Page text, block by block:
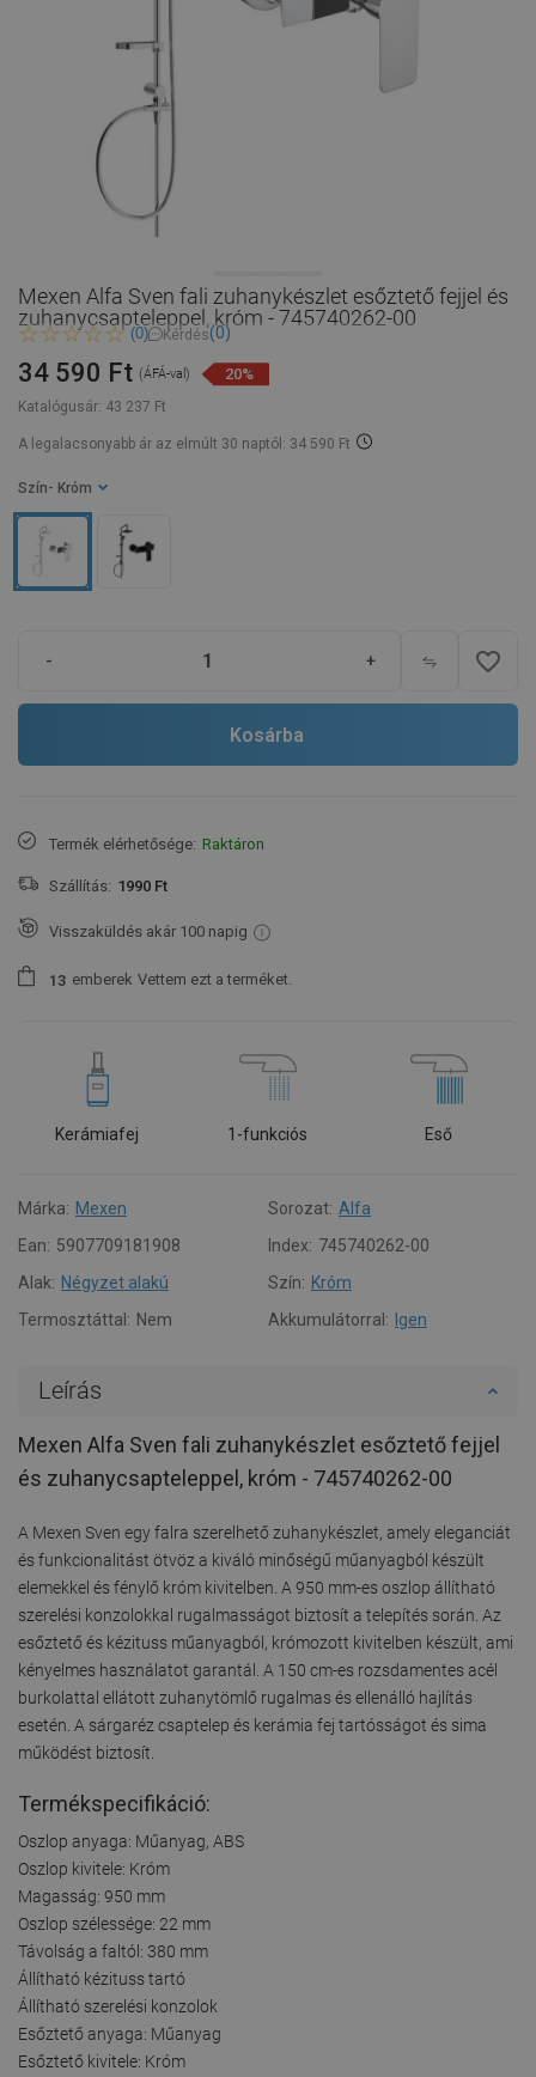
Mexen Alfa Sven fali zuhanykészlet esőztető fejjel és
zuhanycsapteleppel, króm - 745740262-00
(0) Kérdés(0)
Katalógusár: 43 237 Ft
34 590 Ft (ÁFÁ-val) 20%
A legalacsonyabb ár az elmúlt 30 naptól: 34 590 Ft
Szín - Króm
- + favorite_border
Kosárba
Termék elérhetősége: Raktáron
Szállítás: 1990 Ft
Visszaküldés akár 100 napig
1 3 emberek Vettem ezt a terméket.
Kerámiafej 1-funkciós Eső
Márka: Mexen Sorozat: Alfa
Ean: 5907709181908 Index: 745740262-00
Alak: Négyzet alakú Szín: Króm
Termosztáttal: Nem Akkumulátorral: Igen
Leírás
Mexen Alfa Sven fali zuhanykészlet esőztető fejjel
és zuhanycsapteleppel, króm - 745740262-00
A Mexen Sven egy falra szerelhető zuhanykészlet, amely eleganciát
és funkcionalitást ötvöz a kiváló minőségű műanyagból készült
elemekkel és fénylő króm kivitelben. A 950 mm-es oszlop állítható
szerelési konzolokkal rugalmasságot biztosít a telepítés során. Az
esőztető és kézituss műanyagból, krómozott kivitelben készült, ami
kényelmes használatot garantál. A 150 cm-es rozsdamentes acél
burkolattal ellátott zuhanytömlő rugalmas és ellenálló hajlítás
esetén. A sárgaréz csaptelep és kerámia fej tartósságot és sima
működést biztosít.
Termékspecifikáció:
Oszlop anyaga: Műanyag, ABS
Oszlop kivitele: Króm
Magasság: 950 mm
Oszlop szélessége: 22 mm
Távolság a faltól: 380 mm
Állítható kézituss tartó
Állítható szerelési konzolok
Esőztető anyaga: Műanyag
Esőztető kivitele: Króm